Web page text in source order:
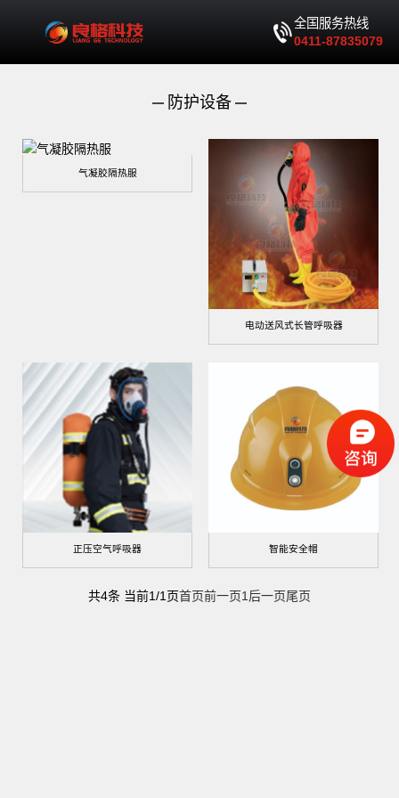
全国服务热线
0411-87835079
防护设备
气凝胶隔热服
电动送风式长管呼吸器
正压空气呼吸器 智能安全帽
共4条 当前1/1页首页前一页1 后一页尾页